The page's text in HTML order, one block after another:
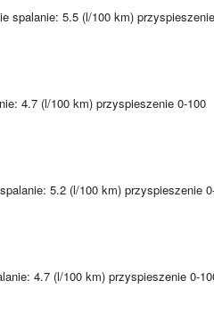
spalanie: 5.5 (l/100 km)
4.7 (l/100 km) przyspieszenie 0-100
5.2 (l/100 km) przyspieszenie
4.7 (l/100 km) przyspieszenie 0-